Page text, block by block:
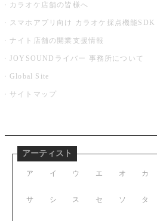
カラオケ店舗の皆様へ
スマホアプリ向け カラオケ採点機能SDK
ナイト店舗の開業支援情報
JOYSOUNDライバー 事務所について
Global Site
サイトマップ
アーティスト
ア イ ウ エ オ
サ シ ス セ ソ
カ
タ